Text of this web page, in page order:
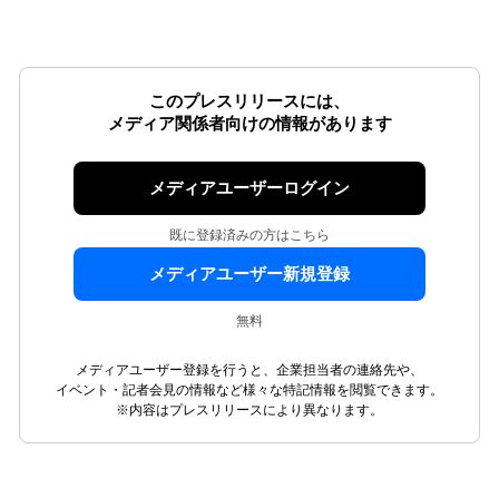
このプレスリリースには、
メディア関係者向けの情報があります
メディアユーザーログイン
既に登録済みの方はこちら
メディアユーザー新規登録
無料
メディアユーザー登録を行うと、企業担当者の連絡先や、
イベント・記者会見の情報など様々な特記情報を閲覧できます。
※内容はプレスリリースにより異なります。